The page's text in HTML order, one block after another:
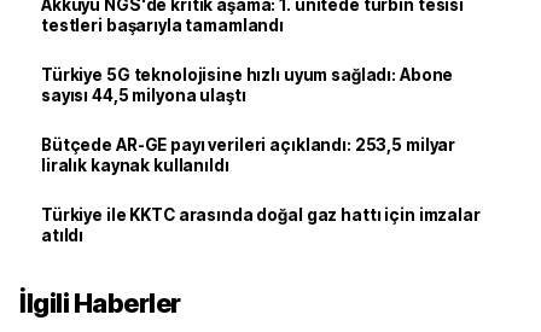
Akkuyu NGS'de kritik aşama: 1. ünitede türbin tesisi
testleri başarıyla tamamlandı
Türkiye 5G teknolojisine hızlı uyum sağladı: Abone
sayısı 44,5 milyona ulaştı
Bütçede AR-GE payı verileri açıklandı: 253,5 milyar
liralık kaynak kullanıldı
Türkiye ile KKTC arasında doğal gaz hattı için imzalar
atıldı
İlgili Haberler